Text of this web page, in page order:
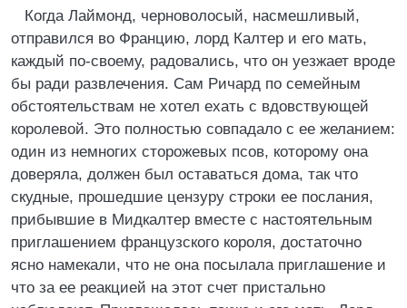
Когда Лаймонд, черноволосый, насмешливый,
отправился во Францию, лорд Калтер и его мать,
каждый по-своему, радовались, что он уезжает вроде
бы ради развлечения. Сам Ричард по семейным
обстоятельствам не хотел ехать с вдовствующей
королевой. Это полностью совпадало с ее желанием:
один из немногих сторожевых псов, которому она
доверяла, должен был оставаться дома, так что
скудные, прошедшие цензуру строки ее послания,
прибывшие в Мидкалтер вместе с настоятельным
приглашением французского короля, достаточно
ясно намекали, что не она посылала приглашение и
что за ее реакцией на этот счет пристально